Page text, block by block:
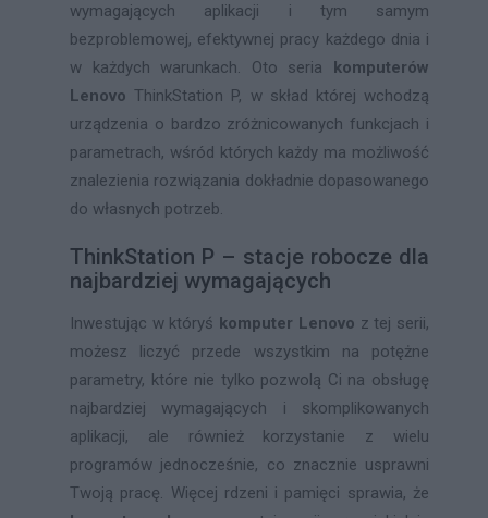
wymagających aplikacji i tym samym
bezproblemowej, efektywnej pracy każdego dnia i
w każdych warunkach. Oto seria komputerów
Lenovo ThinkStation P, w skład której wchodzą
urządzenia o bardzo zróżnicowanych funkcjach i
parametrach, wśród których każdy ma możliwość
znalezienia rozwiązania dokładnie dopasowanego
do własnych potrzeb.
ThinkStation P – stacje robocze dla
najbardziej wymagających
Inwestując w któryś komputer Lenovo z tej serii,
możesz liczyć przede wszystkim na potężne
parametry, które nie tylko pozwolą Ci na obsługę
najbardziej wymagających i skomplikowanych
aplikacji, ale również korzystanie z wielu
programów jednocześnie, co znacznie usprawni
Twoją pracę. Więcej rdzeni i pamięci sprawia, że